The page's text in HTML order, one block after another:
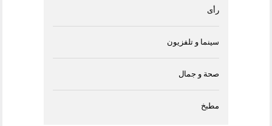
رأى
سينما و تلفزيون
صحة و جمال
مطبخ